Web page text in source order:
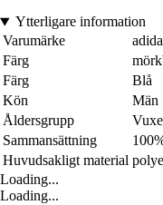
Ytterligare information
Varumärke
Färg
Färg
Blå
Kön
Män
Åldersgrupp
Sammansättning
Huvudsakligt material
Loading...
Loading...